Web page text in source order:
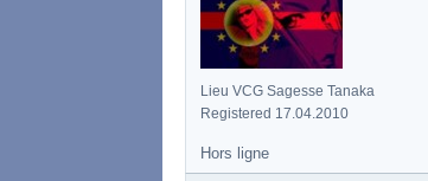
Lieu VCG Sagesse Tanaka
Registered 17.04.2010
Hors ligne